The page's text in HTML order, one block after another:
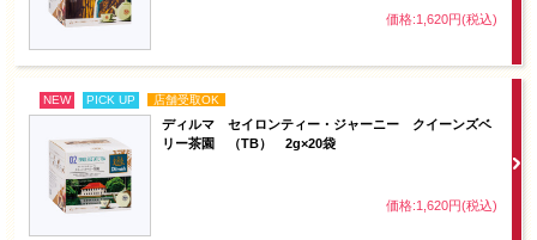
価格:1,620円(税込)
NEW PICK UP 店舗受取OK
ディルマ セイロンティー・ジャーニー クイーンズベ
リー茶園 （TB） 2g×20袋
価格:1,620円(税込)